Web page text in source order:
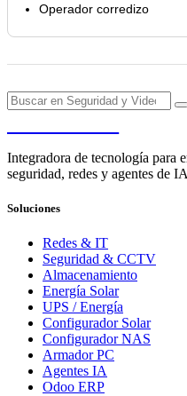
Operador corredizo
Integradora de tecnología para
seguridad, redes y agentes de
Soluciones
Redes & IT
Seguridad & CCTV
Almacenamiento
Energía Solar
UPS / Energía
Configurador Solar
Configurador NAS
Armador PC
Agentes IA
Odoo ERP